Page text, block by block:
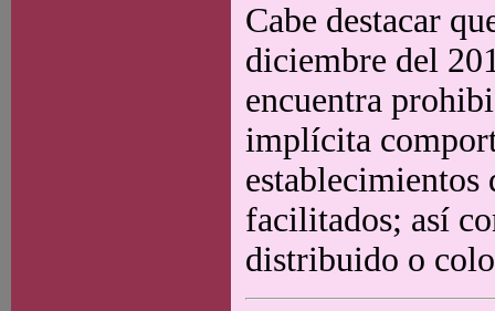
Cabe destacar
diciembre del
encuentra
implícita
establecimientos
facilitados; así
distribuido o